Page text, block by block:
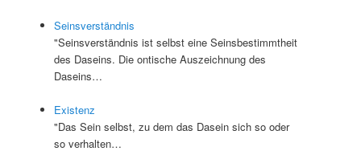
Seinsverständnis
"Seinsverständnis ist selbst eine Seinsbestimmtheit
des Daseins. Die ontische Auszeichnung des
Daseins…
Existenz
"Das Sein selbst, zu dem das Dasein sich so oder
so verhalten…